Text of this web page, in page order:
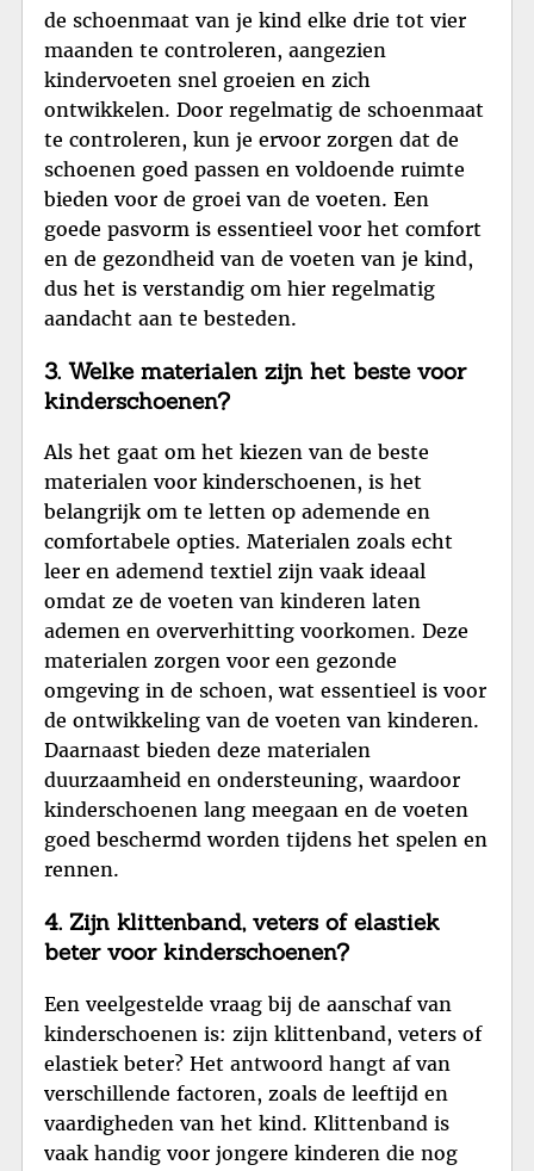
de schoenmaat van je kind elke drie tot vier
maanden te controleren, aangezien
kindervoeten snel groeien en zich
ontwikkelen. Door regelmatig de schoenmaat
te controleren, kun je ervoor zorgen dat de
schoenen goed passen en voldoende ruimte
bieden voor de groei van de voeten. Een
goede pasvorm is essentieel voor het comfort
en de gezondheid van de voeten van je kind,
dus het is verstandig om hier regelmatig
aandacht aan te besteden.
3. Welke materialen zijn het beste voor
kinderschoenen?
Als het gaat om het kiezen van de beste
materialen voor kinderschoenen, is het
belangrijk om te letten op ademende en
comfortabele opties. Materialen zoals echt
leer en ademend textiel zijn vaak ideaal
omdat ze de voeten van kinderen laten
ademen en oververhitting voorkomen. Deze
materialen zorgen voor een gezonde
omgeving in de schoen, wat essentieel is voor
de ontwikkeling van de voeten van kinderen.
Daarnaast bieden deze materialen
duurzaamheid en ondersteuning, waardoor
kinderschoenen lang meegaan en de voeten
goed beschermd worden tijdens het spelen en
rennen.
4. Zijn klittenband, veters of elastiek
beter voor kinderschoenen?
Een veelgestelde vraag bij de aanschaf van
kinderschoenen is: zijn klittenband, veters of
elastiek beter? Het antwoord hangt af van
verschillende factoren, zoals de leeftijd en
vaardigheden van het kind. Klittenband is
vaak handig voor jongere kinderen die nog